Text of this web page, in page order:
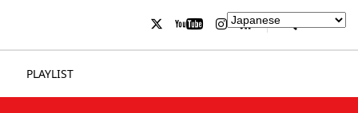
PLAYLIST